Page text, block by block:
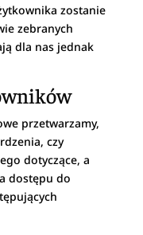
zostanie
zebranych
dla nas jednak
przetwarzamy,
czy
dotyczące, a
dostępu do